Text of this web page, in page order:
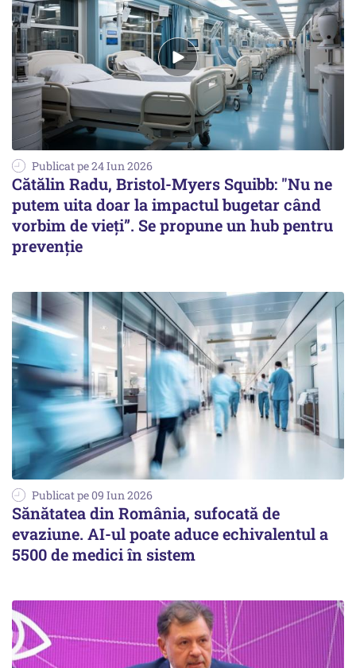
Publicat pe 24 Iun 2026
Cătălin Radu, Bristol-Myers Squibb: "Nu ne
putem uita doar la impactul bugetar când
vorbim de vieți”. Se propune un hub pentru
prevenţie
Publicat pe 09 Iun 2026
Sănătatea din România, sufocată de
evaziune. AI-ul poate aduce echivalentul a
5500 de medici în sistem